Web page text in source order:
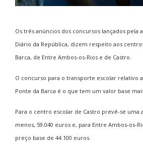
Os três anúncios dos concursos lançados pela
Diário da República, dizem respeito aos
Barca, de Entre Ambos-os-Rios e de Castro.
O concurso para o transporte escolar relativo
Ponte da Barca é o que tem um valor base
Para o centro escolar de Castro prevê-se uma
menos, 59.040 euros e, para Entre Ambos-os-
preço base de 44.100 euros.